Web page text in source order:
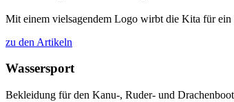
Mit einem vielsagendem Logo wirbt die Kita für
zu den Artikeln
Wassersport
Bekleidung für den Kanu-, Ruder- und